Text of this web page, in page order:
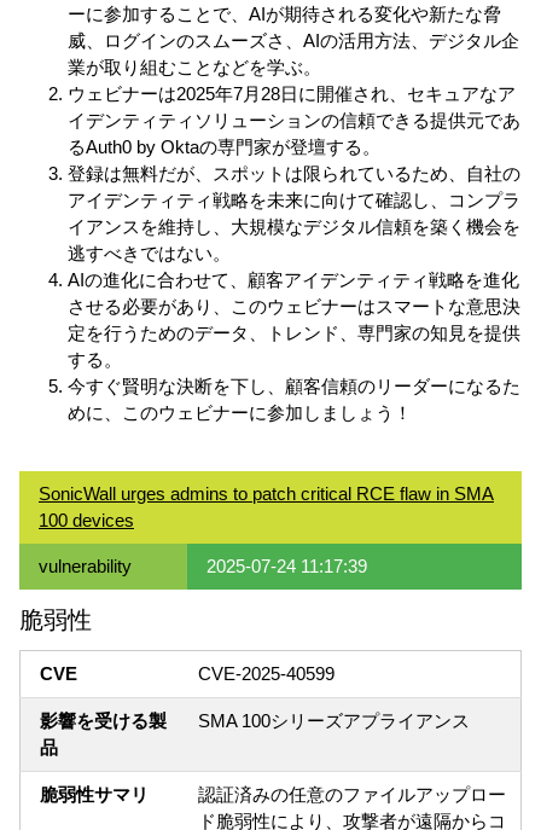
ーに参加することで、AIが期待される変化や新たな脅
威、ログインのスムーズさ、AIの活用方法、デジタル企
業が取り組むことなどを学ぶ。
ウェビナーは2025年7月28日に開催され、セキュアなア
イデンティティソリューションの信頼できる提供元であ
るAuth0 by Oktaの専門家が登壇する。
登録は無料だが、スポットは限られているため、自社の
アイデンティティ戦略を未来に向けて確認し、コンプラ
イアンスを維持し、大規模なデジタル信頼を築く機会を
逃すべきではない。
AIの進化に合わせて、顧客アイデンティティ戦略を進化
させる必要があり、このウェビナーはスマートな意思決
定を行うためのデータ、トレンド、専門家の知見を提供
する。
今すぐ賢明な決断を下し、顧客信頼のリーダーになるた
めに、このウェビナーに参加しましょう！
SonicWall urges admins to patch critical RCE flaw in SMA
100 devices
vulnerability 2025-07-24 11:17:39
脆弱性
CVE CVE-2025-40599
影響を受ける製
品
SMA 100シリーズアプライアンス
脆弱性サマリ
認証済みの任意のファイルアップロー
ド脆弱性により、攻撃者が遠隔からコ